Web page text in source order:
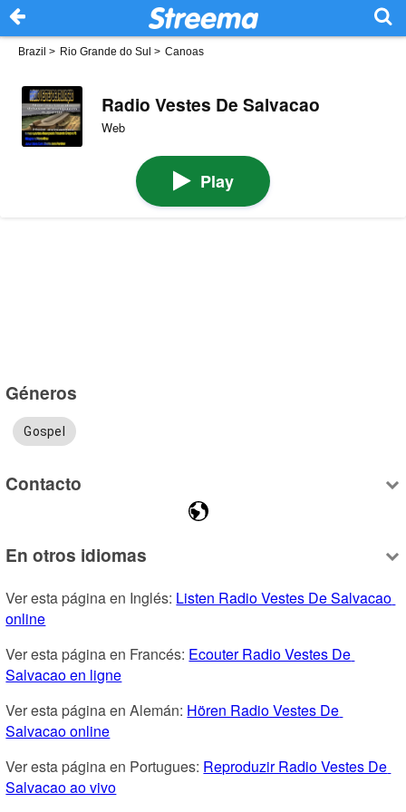
Brazil > Rio Grande do Sul > Canoas
Radio Vestes De Salvacao
Web
Play
Géneros
Gospel
Contacto
En otros idiomas
Ver esta página en Inglés: Listen Radio Vestes De Salvacao
online
Ver esta página en Francés: Ecouter Radio Vestes De
Salvacao en ligne
Ver esta página en Alemán: Hören Radio Vestes De
Salvacao online
Ver esta página en Portugues: Reproduzir Radio Vestes De
Salvacao ao vivo